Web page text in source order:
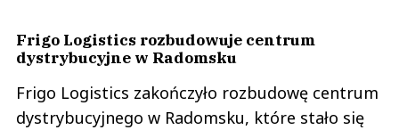
Frigo Logistics rozbudowuje centrum
dystrybucyjne w Radomsku
Frigo Logistics zakończyło rozbudowę centrum
dystrybucyjnego w Radomsku, które stało się